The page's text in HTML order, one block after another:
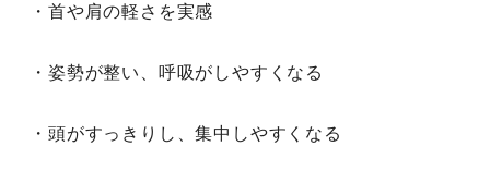
・首や肩の軽さを実感
・姿勢が整い、呼吸がしやすくなる
・頭がすっきりし、集中しやすくなる